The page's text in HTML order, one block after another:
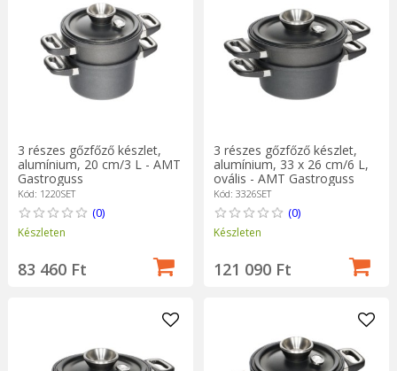
3 részes gőzfőző készlet,
alumínium, 20 cm/3 L - AMT
Gastroguss
Kód: 1220SET
(0)
Készleten
83 460 Ft
3 részes gőzfőző készlet,
alumínium, 33 x 26 cm/6 L,
ovális - AMT Gastroguss
Kód: 3326SET
(0)
Készleten
121 090 Ft